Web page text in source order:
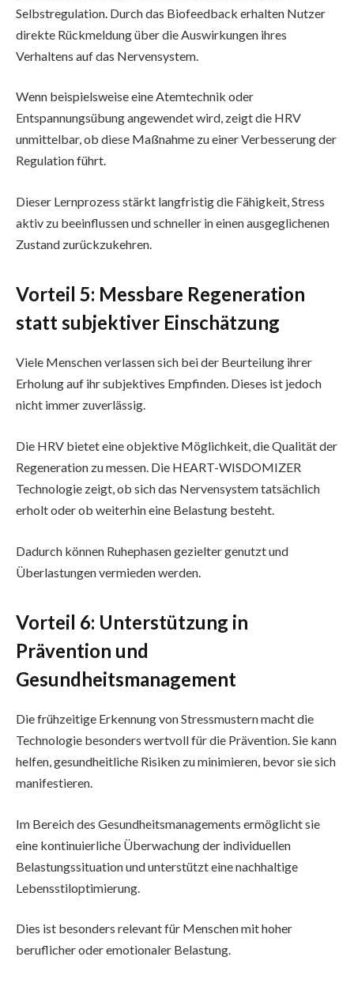
Selbstregulation. Durch das Biofeedback erhalten Nutzer
direkte Rückmeldung über die Auswirkungen ihres
Verhaltens auf das Nervensystem.
Wenn beispielsweise eine Atemtechnik oder
Entspannungsübung angewendet wird, zeigt die HRV
unmittelbar, ob diese Maßnahme zu einer Verbesserung der
Regulation führt.
Dieser Lernprozess stärkt langfristig die Fähigkeit, Stress
aktiv zu beeinflussen und schneller in einen ausgeglichenen
Zustand zurückzukehren.
Vorteil 5: Messbare Regeneration
statt subjektiver Einschätzung
Viele Menschen verlassen sich bei der Beurteilung ihrer
Erholung auf ihr subjektives Empfinden. Dieses ist jedoch
nicht immer zuverlässig.
Die HRV bietet eine objektive Möglichkeit, die Qualität der
Regeneration zu messen. Die HEART-WISDOMIZER
Technologie zeigt, ob sich das Nervensystem tatsächlich
erholt oder ob weiterhin eine Belastung besteht.
Dadurch können Ruhephasen gezielter genutzt und
Überlastungen vermieden werden.
Vorteil 6: Unterstützung in
Prävention und
Gesundheitsmanagement
Die frühzeitige Erkennung von Stressmustern macht die
Technologie besonders wertvoll für die Prävention. Sie kann
helfen, gesundheitliche Risiken zu minimieren, bevor sie sich
manifestieren.
Im Bereich des Gesundheitsmanagements ermöglicht sie
eine kontinuierliche Überwachung der individuellen
Belastungssituation und unterstützt eine nachhaltige
Lebensstiloptimierung.
Dies ist besonders relevant für Menschen mit hoher
beruflicher oder emotionaler Belastung.